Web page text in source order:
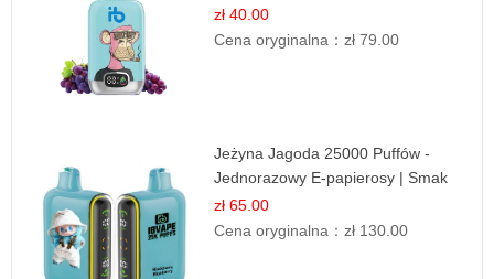
Owocowy Miks
zł 40.00
Cena oryginalna：zł 79.00
Jeżyna Jagoda 25000 Puffów -
Jednorazowy E-papierosy | Smak
Leśnych Owoców
zł 65.00
Cena oryginalna：zł 130.00